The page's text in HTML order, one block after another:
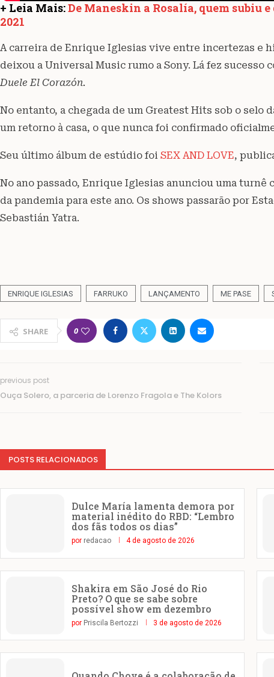
+ Leia Mais:De Maneskin a Rosalía, quem subiu
2021
A carreira de Enrique Iglesias vive entre incertezas e
deixou a Universal Music rumo a Sony. Lá fez sucesso
Duele El Corazón.
No entanto, a chegada de um Greatest Hits sob o selo
um retorno à casa, o que nunca foi confirmado
Seu último álbum de estúdio foi SEX AND LOVE,
No ano passado, Enrique Iglesias anunciou uma
da pandemia para este ano. Os shows passarão por
Sebastián Yatra.
ENRIQUE IGLESIAS FARRUKO LANÇAMENTO ME PASE
SHARE 0
previous post
Ouça Solero, a parceria de Lorenzo Fragola e The Kolors
POSTS RELACIONADOS
Dulce María lamenta demora por
material inédito do RBD: “Lembro
dos fãs todos os dias”
por redacao 4 de agosto de 2026
Shakira em São José do Rio
Preto? O que se sabe sobre
possível show em dezembro
por Priscila Bertozzi 3 de agosto de 2026